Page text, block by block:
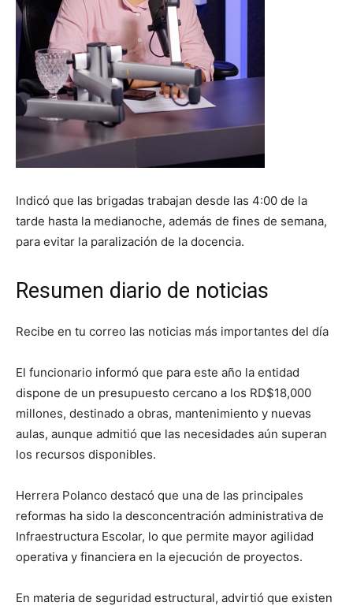
Indicó que las brigadas trabajan desde las 4:00 de la
tarde hasta la medianoche, además de fines de semana,
para evitar la paralización de la docencia.
Resumen diario de noticias
Recibe en tu correo las noticias más importantes del día
El funcionario informó que para este año la entidad
dispone de un presupuesto cercano a los RD$18,000
millones, destinado a obras, mantenimiento y nuevas
aulas, aunque admitió que las necesidades aún superan
los recursos disponibles.
Herrera Polanco destacó que una de las principales
reformas ha sido la desconcentración administrativa de
Infraestructura Escolar, lo que permite mayor agilidad
operativa y financiera en la ejecución de proyectos.
En materia de seguridad estructural, advirtió que existen